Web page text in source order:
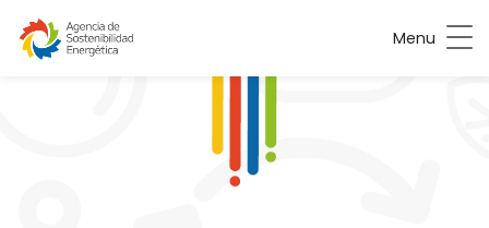
Menu